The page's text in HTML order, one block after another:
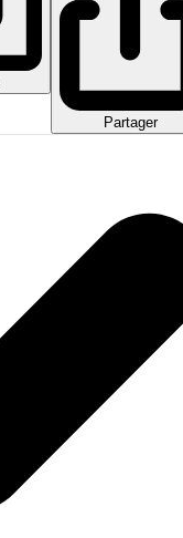
Partager